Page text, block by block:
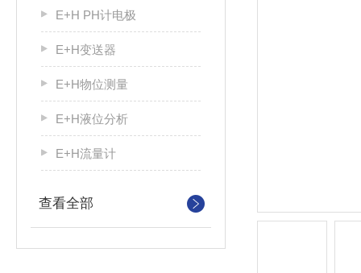
E+H PH计电极
E+H变送器
E+H物位测量
E+H液位分析
E+H流量计
查看全部